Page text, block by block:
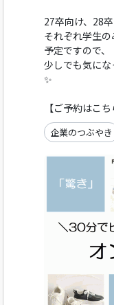
27卒向け、28
それぞれ学生
予定ですので、
少しでも気に
✨
【ご予約はこち
企業のつぶやき